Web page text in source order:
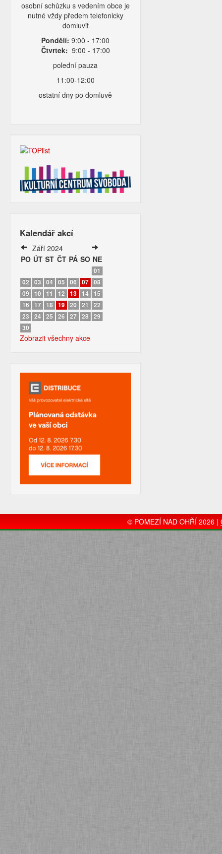
osobní schůzku s vedením obce je
nutné vždy předem telefonicky
domluvit
Pondělí: 9:00 - 17:00
Čtvrtek: 9:00 - 17:00
polední pauza
11:00-12:00
ostatní dny po domluvě
Kalendář akcí
Září 2024
PO ÚT ST ČT PÁ SO NE
01
02
03 04 05 06 07 08
09
10 11 12 13 14
15
16
17 18 19 20 21
22
23
24 25 26 27 28
29
30
Zobrazit všechny akce
© POMEZÍ NAD OHŘÍ 2026 |